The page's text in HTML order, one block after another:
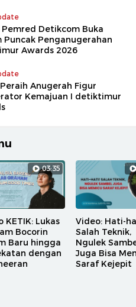
Pemred Detikcom Buka
Puncak Penganugerahan
Awards 2026
Anugerah Figur
Kemajuan I detiktimur
03:35
KETIK: Lukas
Bocorin
Baru hingga
dengan
Video: Hati-
Salah Teknik,
Ngulek
Juga Bisa
Saraf Kejepit